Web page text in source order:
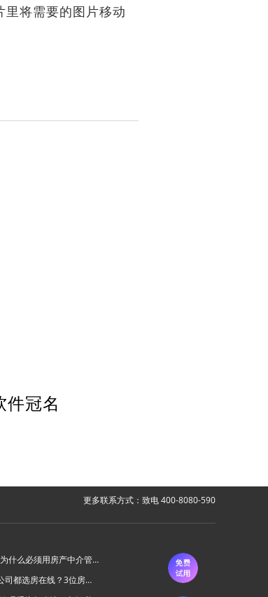
将需要的图片移动
件冠名
更多联系方式：致电 400-8080-590
房产中介门店管理：为什么必须用房产中介管理系统？
为什么6万多家房产公司都选房在线？3位房产中介老板的真实心声